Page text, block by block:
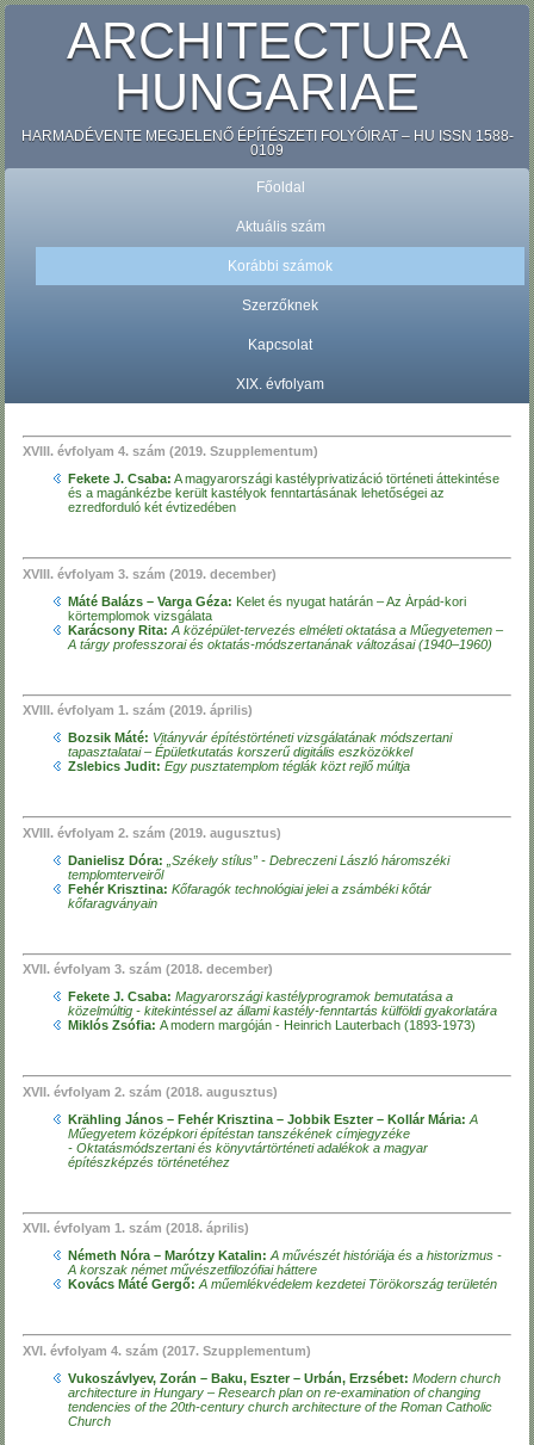
ARCHITECTURA
HUNGARIAE
HARMADÉVENTE MEGJELENŐ ÉPÍTÉSZETI FOLYÓIRAT – HU ISSN 1588-
0109
Főoldal
Aktuális szám
Korábbi számok
Szerzőknek
Kapcsolat
XIX. évfolyam
XVIII. évfolyam 4. szám (2019. Szupplementum)
Fekete J. Csaba: A magyarországi kastélyprivatizáció történeti áttekintése
és a magánkézbe került kastélyok fenntartásának lehetőségei az
ezredforduló két évtizedében
XVIII. évfolyam 3. szám (2019. december)
Máté Balázs – Varga Géza: Kelet és nyugat határán – Az Árpád-kori
körtemplomok vizsgálata
Karácsony Rita:A középület-tervezés elméleti oktatása a Műegyetemen –
A tárgy professzorai és oktatás-módszertanának változásai (1940–1960)
XVIII. évfolyam 1. szám (2019. április)
Bozsik Máté: Vitányvár építéstörténeti vizsgálatának módszertani
tapasztalatai – Épületkutatás korszerű digitális eszközökkel
Zslebics Judit:Egy pusztatemplom téglák közt rejlő múltja
XVIII. évfolyam 2. szám (2019. augusztus)
Danielisz Dóra:
„Székely stílus” - Debreczeni László háromszéki
templomterveiről
Fehér Krisztina:Kőfaragók technológiai jelei a zsámbéki kőtár
kőfaragványain
XVII. évfolyam 3. szám (2018. december)
Fekete J. Csaba:Magyarországi kastélyprogramok bemutatása a
közelmúltig - kitekintéssel az állami kastély-fenntartás külföldi gyakorlatára
Miklós Zsófia:A modern margóján - Heinrich Lauterbach (1893-1973)
XVII. évfolyam 2. szám (2018. augusztus)
Krähling János – Fehér Krisztina – Jobbik Eszter – Kollár Mária:A
Műegyetem középkori építéstan tanszékének címjegyzéke
- Oktatásmódszertani éskönyvtártörténeti adalékok a magyar
építészképzés történetéhez
XVII. évfolyam 1. szám (2018. április)
Németh Nóra – Marótzy Katalin:A művészét históriája és a historizmus -
A korszak német művészetfilozófiai háttere
Kovács Máté Gergő:A műemlékvédelem kezdetei Törökország területén
XVI. évfolyam 4. szám (2017. Szupplementum)
Vukoszávlyev, Zorán – Baku, Eszter – Urbán, Erzsébet: Modern church
architecture in Hungary – Research plan on re-examination of changing
tendencies of the 20th-century church architecture of the Roman Catholic
Church